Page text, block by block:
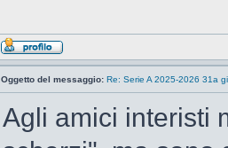
Oggetto del messaggio: Re: Serie A 2025-2026 31a
Agli amici interisti